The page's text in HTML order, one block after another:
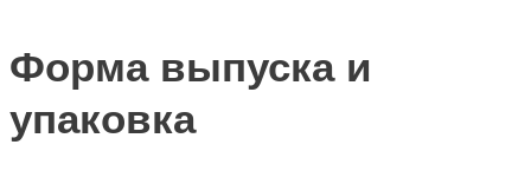
Форма выпуска и
упаковка